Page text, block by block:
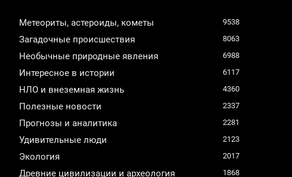
Метеориты, астероиды, кометы 9538
Загадочные происшествия 8063
Необычные природные явления 6988
Интересное в истории 6117
НЛО и внеземная жизнь 4360
Полезные новости 2337
Прогнозы и аналитика 2281
Удивительные люди 2123
Экология 2017
Древние цивилизации и археология 1868